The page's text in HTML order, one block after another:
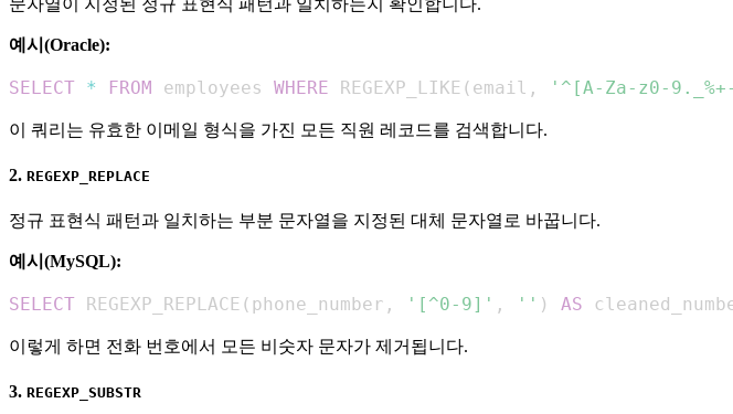
문자열이 지정된 정규 표현식 패턴과 일치하는지 확인합니다.
예시(Oracle):
SELECT * FROM employees WHERE REGEXP_LIKE ( email , '^[A-Za-z0-
이 쿼리는 유효한 이메일 형식을 가진 모든 직원 레코드를 검색합니다.
2. REGEXP_REPLACE
정규 표현식 패턴과 일치하는 부분 문자열을 지정된 대체 문자열로 바꿉니다.
예시(MySQL):
SELECT REGEXP_REPLACE ( phone_number , '[^0-9]' , '' ) AS
이렇게 하면 전화 번호에서 모든 비숫자 문자가 제거됩니다.
3. REGEXP_SUBSTR